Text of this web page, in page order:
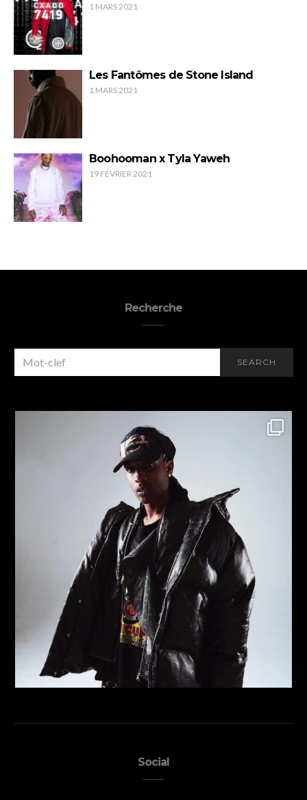
1 MARS 2021
Les Fantômes de Stone Island
1 MARS 2021
Boohooman x Tyla Yaweh
19 FÉVRIER 2021
Recherche
FOR:
SEARCH
Social